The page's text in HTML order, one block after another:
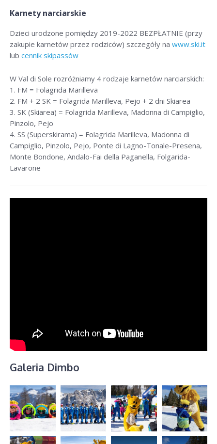
Karnety narciarskie
Dzieci urodzone pomiędzy 2019-2022 BEZPŁATNIE (przy
zakupie karnetów przez rodziców) szczegóły na www.ski.it
lub cennik skipassów
W Val di Sole rozróżniamy 4 rodzaje karnetów narciarskich:
1. FM = Folagrida Marilleva
2. FM + 2 SK = Folagrida Marilleva, Pejo + 2 dni Skiarea
3. SK (Skiarea) = Folagrida Marilleva, Madonna di Campiglio,
Pinzolo, Pejo
4. SS (Superskirama) = Folagrida Marilleva, Madonna di
Campiglio, Pinzolo, Pejo, Ponte di Lagno-Tonale-Presena,
Monte Bondone, Andalo-Fai della Paganella, Folgarida-
Lavarone
Galeria Dimbo